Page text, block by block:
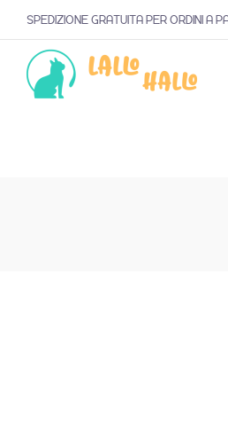
SPEDIZIONE GRATUITA PER ORDINI A